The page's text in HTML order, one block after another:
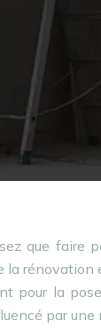
que faire
la rénovation
pour la
par